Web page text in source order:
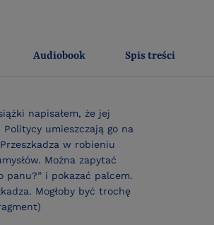
Audiobook Spis treści
napisałem, że jej
umieszczają go na
w robieniu
Można zapytać
panu?” i pokazać palcem.
Mogłoby być trochę